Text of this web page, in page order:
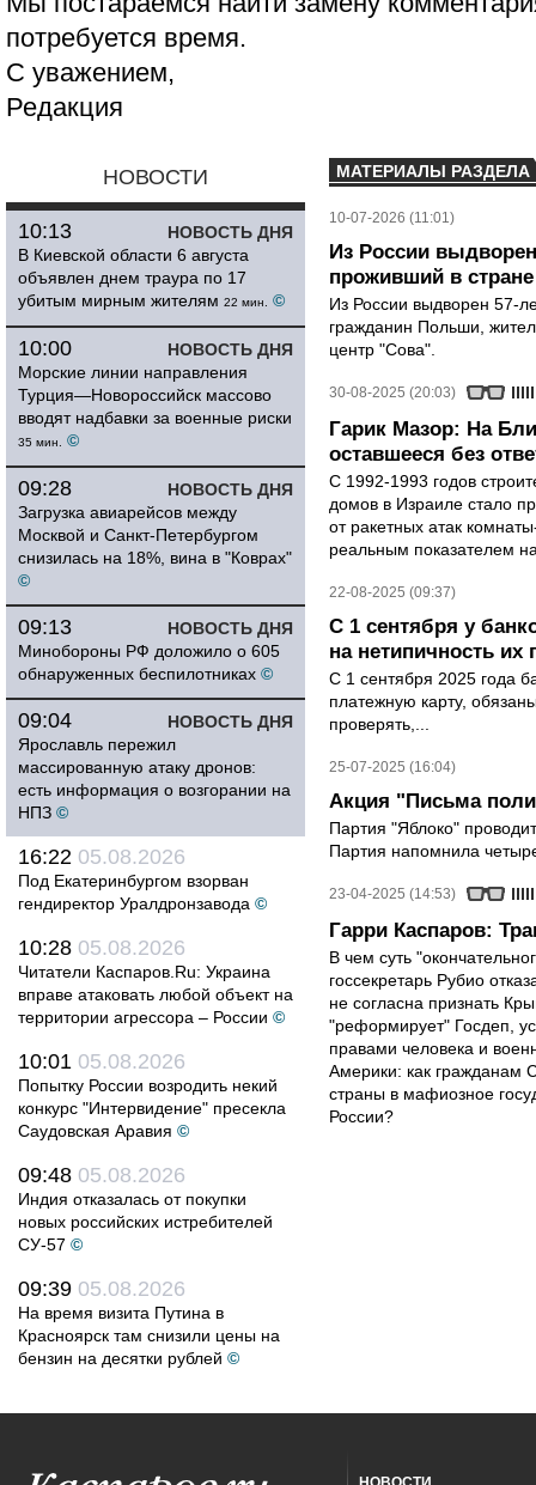
потребуется время.
С уважением,
Редакция
НОВОСТИ
НОВОСТЬ ДНЯ
10:13
В Киевской области 6 августа
объявлен днем траура по 17
убитым мирным жителям 22 мин. ©
НОВОСТЬ ДНЯ
10:00
Морские линии направления
Турция—Новороссийск массово
вводят надбавки за военные риски
35 мин. ©
НОВОСТЬ ДНЯ
09:28
Загрузка авиарейсов между
Москвой и Санкт-Петербургом
снизилась на 18%, вина в "Коврах"
©
НОВОСТЬ ДНЯ
09:13
Минобороны РФ доложило о 605
обнаруженных беспилотниках ©
НОВОСТЬ ДНЯ
09:04
Ярославль пережил
массированную атаку дронов:
есть информация о возгорании на
НПЗ ©
16:22 05.08.2026
Под Екатеринбургом взорван
гендиректор Уралдронзавода ©
10:28 05.08.2026
Читатели Каспаров.Ru: Украина
вправе атаковать любой объект на
территории агрессора – России ©
10:01 05.08.2026
Попытку России возродить некий
конкурс "Интервидение" пресекла
Саудовская Аравия ©
09:48 05.08.2026
Индия отказалась от покупки
новых российских истребителей
СУ-57 ©
09:39 05.08.2026
На время визита Путина в
Красноярск там снизили цены на
бензин на десятки рублей ©
МАТЕРИАЛЫ РАЗДЕЛА
10-07-2026 (11:01)
Из России
проживший в стране
Из России выдворен 57-
гражданин Польши,
центр "Сова".
30-08-2025 (20:03)
Гарик Мазор: На
оставшееся без
С 1992-1993 годов
домов в Израиле стало
от ракетных атак
реальным показателем
22-08-2025 (09:37)
С 1 сентября у
на нетипичность их
С 1 сентября 2025 года
платежную карту,
проверять,...
25-07-2025 (16:04)
Акция "Письма
Партия "Яблоко"
Партия напомнила
23-04-2025 (14:53)
Гарри Каспаров:
В чем суть
госсекретарь Рубио
не согласна признать
"реформирует" Госдеп,
правами человека и
Америки: как гражданам
страны в мафиозное
России?